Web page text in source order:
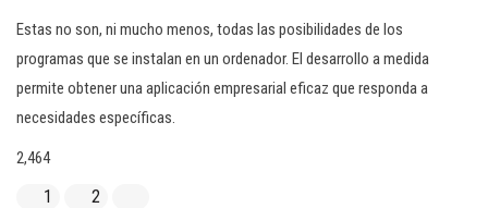
Estas no son, ni mucho menos, todas las posibilidades de los
programas que se instalan en un ordenador. El desarrollo a medida
permite obtener una aplicación empresarial eficaz que responda a
necesidades específicas.
2,464
1 2